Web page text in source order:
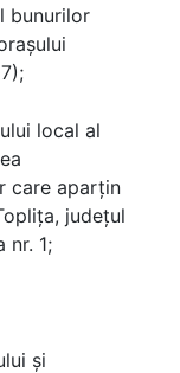
bunurilor
local al
care aparţin
judeţul
nr. 1;
şi